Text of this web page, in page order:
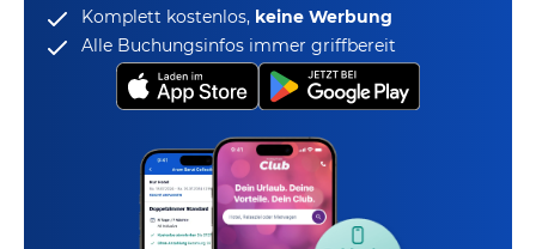
Komplett kostenlos, keine Werbung
Alle Buchungsinfos immer griffbereit